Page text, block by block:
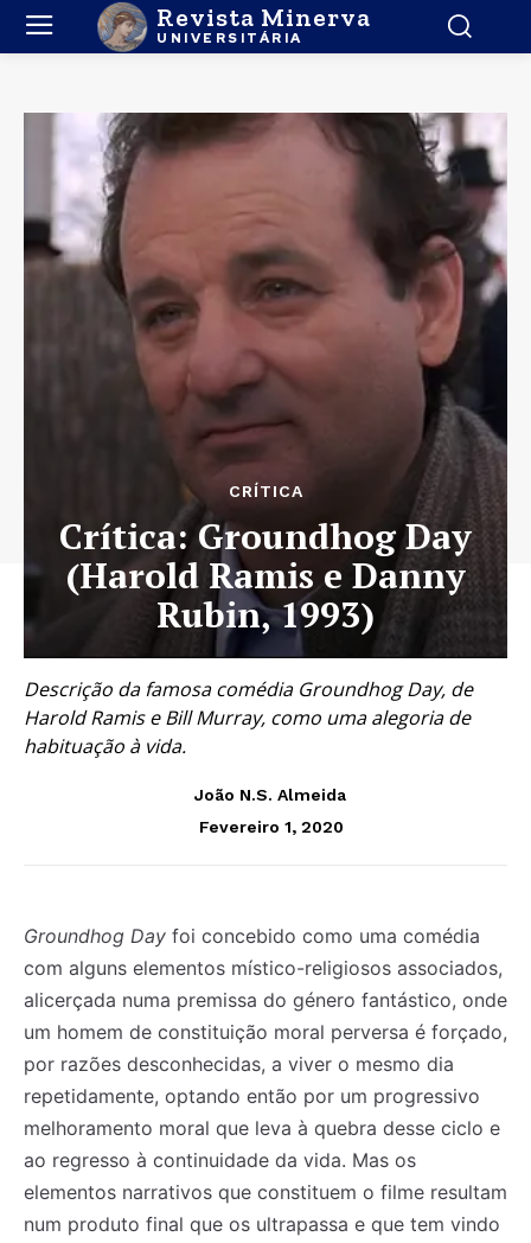
Revista Minerva
UNIVERSITÁRIA
CRÍTICA
Crítica: Groundhog Day
(Harold Ramis e Danny
Rubin, 1993)
Descrição da famosa comédia Groundhog Day, de
Harold Ramis e Bill Murray, como uma alegoria de
habituação à vida.
João N.S. Almeida
Fevereiro 1, 2020
Groundhog Day foi concebido como uma comédia
com alguns elementos místico-religiosos associados,
alicerçada numa premissa do género fantástico, onde
um homem de constituição moral perversa é forçado,
por razões desconhecidas, a viver o mesmo dia
repetidamente, optando então por um progressivo
melhoramento moral que leva à quebra desse ciclo e
ao regresso à continuidade da vida. Mas os
elementos narrativos que constituem o filme resultam
num produto final que os ultrapassa e que tem vindo